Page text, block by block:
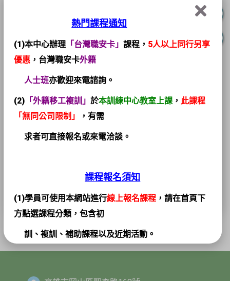
2026-
06-04
營造職安新制即將上路！進入工地作業
輔導
2024-
熱門課程通知
(1)本中心辦理「台灣職安卡」 課程， 5人以上同行另享
優惠，台灣職安卡外籍
人士班亦歡迎來電諮詢。
(2)「外籍移工複訓」 於本訓練中心教室上課， 此課程
「無同公司限制」
，有需
求者可直接報名或來電洽談。
課程報名須知
(1)學員可使用本網站進行線上報名課程，請在首頁下
方點選課程分類，包含初
訓、複訓、補助課程以及近期活動。